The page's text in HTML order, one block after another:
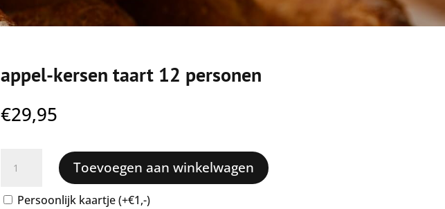
appel-kersen taart 12 personen
€29,95
kersen
taart
Toevoegen aan winkelwagen
Persoonlijk kaartje (+€1,-)